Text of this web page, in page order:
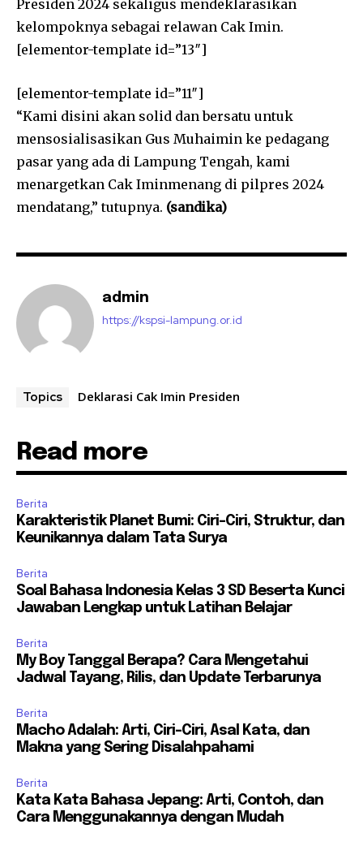
Presiden 2024 sekaligus mendeklarasikan
kelompoknya sebagai relawan Cak Imin.
[elementor-template id=”13″]
[elementor-template id=”11″]
“Kami disini akan solid dan bersatu untuk
mensosialisasikan Gus Muhaimin ke pedagang
pasar yang ada di Lampung Tengah, kami
menargetkan Cak Iminmenang di pilpres 2024
mendatang,” tutupnya. (sandika)
admin
https://kspsi-lampung.or.id
Topics Deklarasi Cak Imin Presiden
Read more
Berita
Karakteristik Planet Bumi: Ciri-Ciri, Struktur, dan
Keunikannya dalam Tata Surya
Berita
Soal Bahasa Indonesia Kelas 3 SD Beserta Kunci
Jawaban Lengkap untuk Latihan Belajar
Berita
My Boy Tanggal Berapa? Cara Mengetahui
Jadwal Tayang, Rilis, dan Update Terbarunya
Berita
Macho Adalah: Arti, Ciri-Ciri, Asal Kata, dan
Makna yang Sering Disalahpahami
Berita
Kata Kata Bahasa Jepang: Arti, Contoh, dan
Cara Menggunakannya dengan Mudah